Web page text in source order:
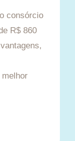
consórcio
R$ 860